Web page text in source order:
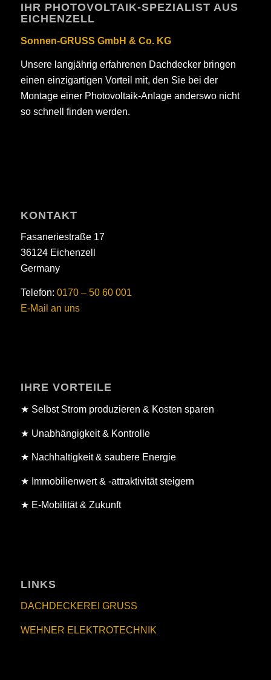
IHR PHOTOVOLTAIK-SPEZIALIST AUS
EICHENZELL
Sonnen-GRUSS GmbH & Co. KG
Unsere langjährig erfahrenen Dachdecker bringen
einen einzigartigen Vorteil mit, den Sie bei der
Montage einer Photovoltaik-Anlage anderswo nicht
so schnell finden werden.
KONTAKT
Fasaneriestraße 17
36124 Eichenzell
Germany
Telefon: 0170 – 50 60 001
E-Mail an uns
IHRE VORTEILE
★ Selbst Strom produzieren & Kosten sparen
★ Unabhängigkeit & Kontrolle
★ Nachhaltigkeit & saubere Energie
★ Immobilienwert & -attraktivität steigern
★ E-Mobilität & Zukunft
LINKS
DACHDECKEREI GRUSS
WEHNER ELEKTROTECHNIK